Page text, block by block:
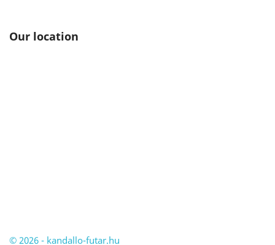
Our location
© 2026 - kandallo-futar.hu